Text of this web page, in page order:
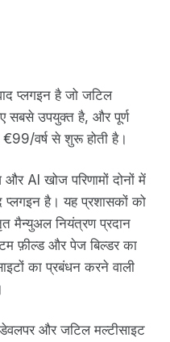
प्लगइन है जो जटिल
सबसे उपयुक्त है, और पूर्ण
वर्ष से शुरू होती है।
AI खोज परिणामों दोनों में
प्लगइन है। यह प्रशासकों को
मैन्युअल नियंत्रण प्रदान
फ़ील्ड और पेज बिल्डर का
का प्रबंधन करने वाली
और जटिल मल्टीसाइट